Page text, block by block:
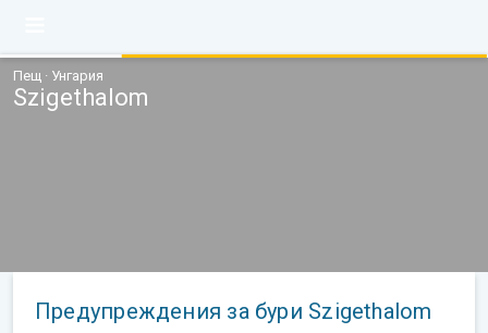
Пещ · Унгария
Szigethalom
Предупреждения за бури Szigethalom